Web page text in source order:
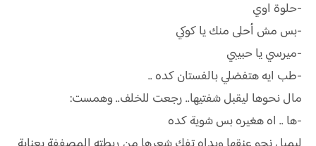
-حلوة اوي
-بس مش أحلى منك يا كوكي
-ميرسي يا حبيبي
-طب ايه هتفضلي بالفستان كده ..
مال نحوها ليقبل شفتيها.. رجعت للخلف.. وهمست:
-ها .. اه هغيره بس شوية كده